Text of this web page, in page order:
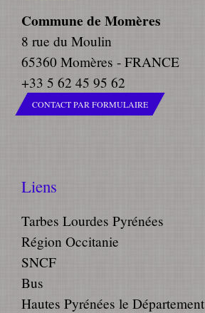
Commune de Momères
8 rue du Moulin
65360 Momères - FRANCE
+33 5 62 45 95 62
CONTACT PAR FORMULAIRE
Liens
Tarbes Lourdes Pyrénées
Région Occitanie
SNCF
Bus
Hautes Pyrénées le Département